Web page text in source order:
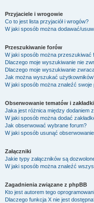
Przyjaciele i wrogowie
Co to jest lista przyjaciół i wrogów?
W jaki sposób można dodawać/
Przeszukiwanie forów
W jaki sposób można przeszukiwać
Dlaczego moje wyszukiwanie nie
Dlaczego moje wyszukiwanie
Jak można wyszukać
W jaki sposób można znaleźć swoje
Obserwowanie tematów i zakładki
Jaka jest różnica między dodaniem
W jaki sposób można dodać
Jak obserwować wybrane forum?
W jaki sposób usunąć
Załączniki
Jakie typy załączników są
W jaki sposób można znaleźć
Zagadnienia związane z phpBB
Kto jest autorem tego
Dlaczego funkcja X nie jest